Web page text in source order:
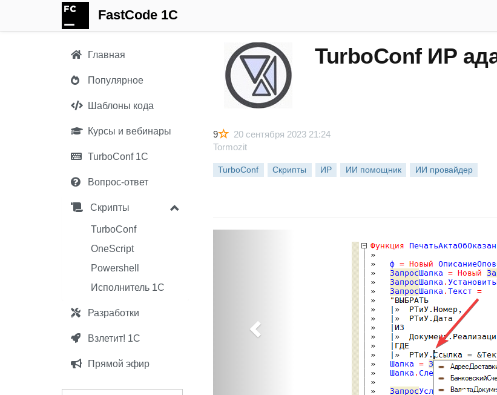
FastCode 1C
Главная
Популярное
Шаблоны кода
Курсы и вебинары
TurboConf 1С
Вопрос-ответ
Скрипты
TurboConf
OneScript
Powershell
Исполнитель 1С
Разработки
Взлетит! 1С
Прямой эфир
TurboConf ИР
9
20 сентября 2023 21:24
Tormozit
TurboConf Скрипты ИР ИИ помощник ИИ провайдер
o
u